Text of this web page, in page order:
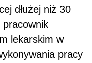
dłużej niż 30
lekarskim w
pracy